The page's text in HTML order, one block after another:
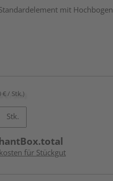
mit Hochbogen
€ / Stk.)
Stk.
für Stückgut